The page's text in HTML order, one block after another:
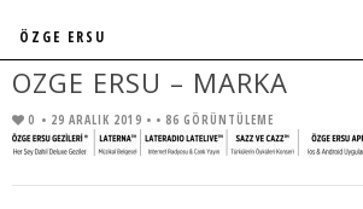
OZGE ERSU – MARKA
0 • 29 ARALIK 2019 • • 86 GÖRÜNTÜLEME
ÖZGE ERSU